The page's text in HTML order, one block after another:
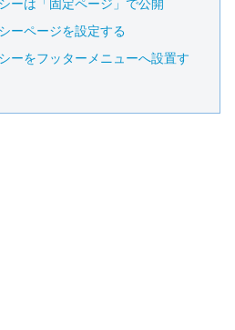
ーは「固定ページ」で公開
ーページを設定する
ーをフッターメニューへ設置す